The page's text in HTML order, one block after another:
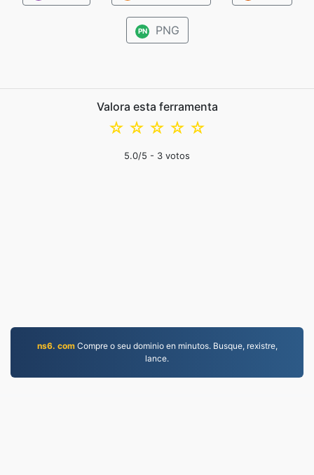
PN PNG
Valora esta ferramenta
☆
☆
☆
☆
☆
5.0/5 - 3 votos
ns6. comCompre o seu dominio en minutos. Busque, rexistre,
lance.